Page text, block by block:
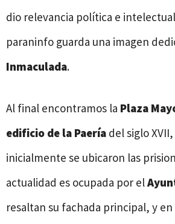
dio relevancia política e
paraninfo guarda una imagen
Inmaculada.
Al final encontramos la Plaza
edificio de la Paería del siglo
inicialmente se ubicaron las
actualidad es ocupada por el
resaltan su fachada principal, y